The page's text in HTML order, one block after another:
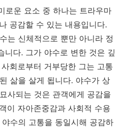
로운 요소 중 하나는 트라우마
공감할 수 있는 내용입니다.
는 신체적으로 뿐만 아니라 정
니다. 그가 야수로 변한 것은 깊
회로부터 거부당한 그는 고통
삶을 살게 됩니다. 야수가 상
사되는 것은 관객에게 공감을
이 자아존중감과 사회적 수용
수의 고통을 동일시해 공감하